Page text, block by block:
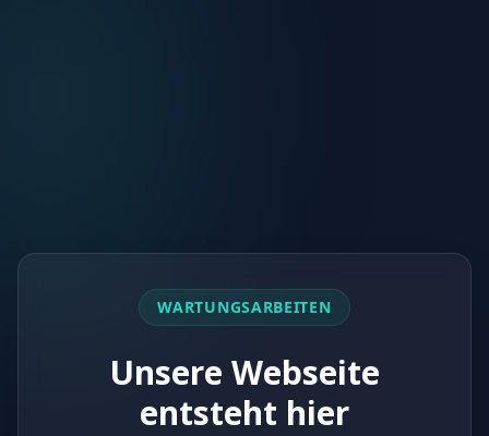
WARTUNGSARBEITEN
Unsere Webseite
entsteht hier